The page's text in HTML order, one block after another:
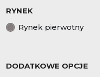
RYNEK
Rynek pierwotny
DODATKOWE OPCJE